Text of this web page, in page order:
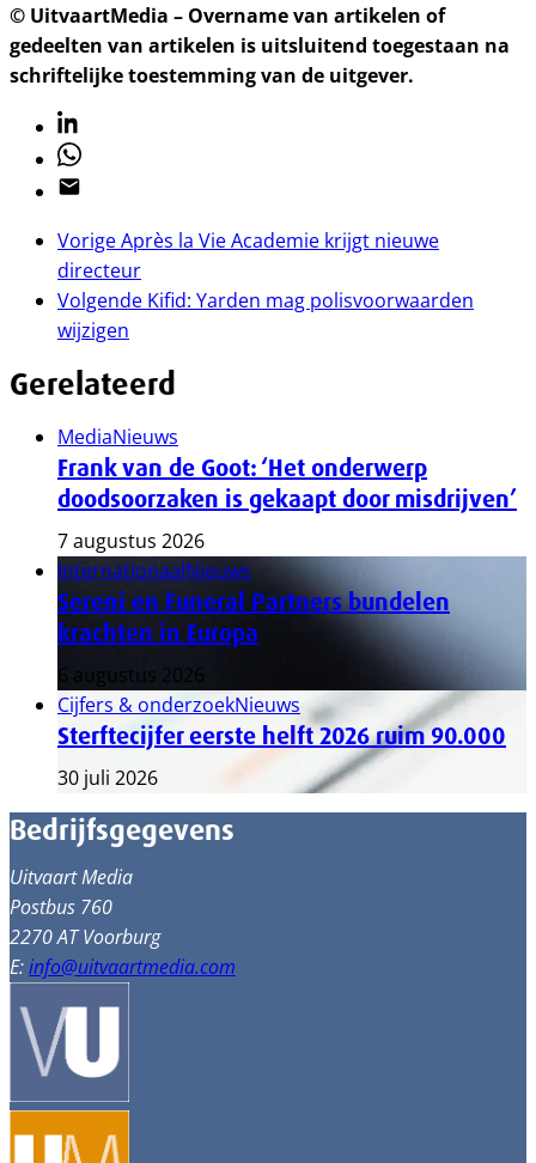
© UitvaartMedia – Overname van artikelen of
gedeelten van artikelen is uitsluitend toegestaan na
schriftelijke toestemming van de uitgever.
Linkedin
Whatsapp
Email
VorigeAprès la Vie Academie krijgt nieuwe
directeur
Volgende Kifid: Yarden mag polisvoorwaarden
wijzigen
Gerelateerd
MediaNieuws
Frank van de Goot: ‘Het onderwerp
doodsoorzaken is gekaapt door misdrijven’
7 augustus 2026
InternationaalNieuws
Sereni en Funeral Partners bundelen
krachten in Europa
6 augustus 2026
Cijfers & onderzoekNieuws
Sterftecijfer eerste helft 2026 ruim 90.000
30 juli 2026
Bedrijfsgegevens
Uitvaart Media
Postbus 760
2270 AT Voorburg
E:info@uitvaartmedia.com